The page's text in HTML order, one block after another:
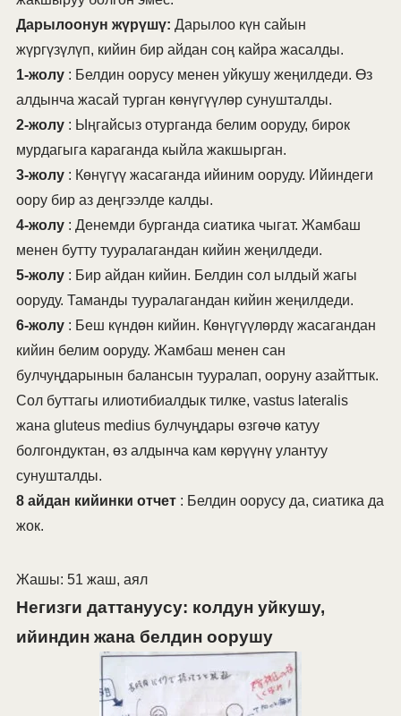
Дарылоонун жүрүшү: Дарылоо күн сайын
жүргүзүлүп, кийин бир айдан соң кайра жасалды.
1-жолу: Белдин оорусу менен уйкушу жеңилдеди. Өз
алдынча жасай турган көнүгүүлөр сунушталды.
2-жолу: Ыңгайсыз отурганда белим ооруду, бирок
мурдагыга караганда кыйла жакшырган.
3-жолу: Көнүгүү жасаганда ийиним ооруду. Ийиндеги
оору бир аз деңгээлде калды.
4-жолу: Денемди бурганда сиатика чыгат. Жамбаш
менен бутту тууралагандан кийин жеңилдеди.
5-жолу: Бир айдан кийин. Белдин сол ылдый жагы
ооруду. Таманды тууралагандан кийин жеңилдеди.
6-жолу: Беш күндөн кийин. Көнүгүүлөрдү жасагандан
кийин белим ооруду. Жамбаш менен сан
булчуңдарынын балансын тууралап, ооруну азайттык.
Сол буттагы илиотибиалдык тилке, vastus lateralis
жана gluteus medius булчуңдары өзгөчө катуу
болгондуктан, өз алдынча кам көрүүнү улантуу
сунушталды.
8 айдан кийинки отчет: Белдин оорусу да, сиатика да
жок.
Жашы: 51 жаш, аял
Негизги даттануусу: колдун уйкушу,
ийиндин жана белдин оорушу